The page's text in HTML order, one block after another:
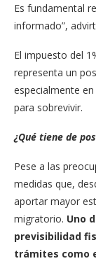
Es fundamental
informado”,
El impuesto del
representa un
especialmente
para sobrevivir.
¿Qué tiene de
Pese a las
medidas que,
aportar mayor
migratorio. Uno
previsibilidad
trámites como